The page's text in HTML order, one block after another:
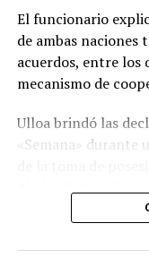
El funcionario
de ambas
acuerdos, entre los
mecanismo de
Ulloa brindó las
«Semana» durante
representación del
«En esta visita